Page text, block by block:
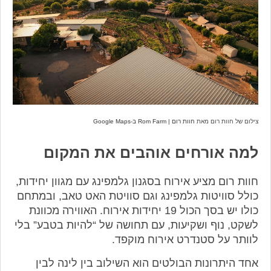
צילום של חוות רום מאת חוות רום | Rom Farm ב-Google Maps
למה אורחים אוהבים את המקום
חוות רום מציע אירוח בסגנון גלמפינג עם מגוון יחידות,
כולל סוויטות גלמפינג וגם סוויטת האט טאב, ובמתחם
כולו יש בסך הכול 19 יחידות אירוח. האווירה מכוונת
לשקט, נוף ושקיעות, עם תחושה של “להיות בטבע” בלי
לוותר על סטנדרט אירוח מוקפד.
אחד היתרונות הבולטים הוא השילוב בין לינה לבין